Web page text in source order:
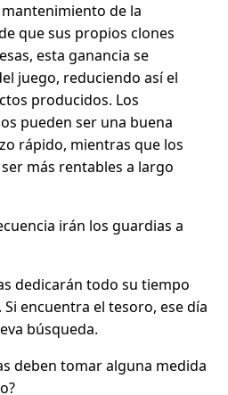
de la
que sus propios clones
esta ganancia se
juego, reduciendo así el
producidos. Los
pueden ser una buena
rápido, mientras que los
más rentables a largo
irán los guardias a
dedicarán todo su tiempo
encuentra el tesoro, ese día
búsqueda.
deben tomar alguna medida